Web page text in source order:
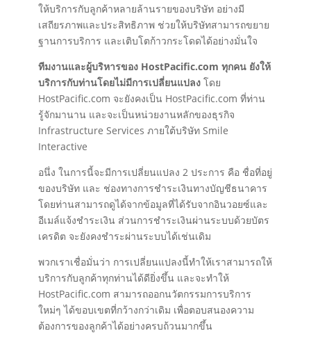
ให้บริการกับลูกค้าหลายล้านรายของบริษัท อย่างมี
เสถียรภาพและประสิทธิภาพ ช่วยให้บริษัทสามารถขยาย
ฐานการบริการ และเติบโตก้าวกระโดดได้อย่างมั่นใจ
ทีมงานและผู้บริหารของ HostPacific.com ทุกคน ยังให้
บริการกับท่านโดยไม่มีการเปลี่ยนแปลงโดย
HostPacific.com จะยังคงเป็น HostPacific.com ที่ท่าน
รู้จักมานาน และจะเป็นหน่วยงานหลักของธุรกิจ
Infrastructure Services ภายใต้บริษัท Smile
Interactive
อนึ่ง ในการนี้จะมีการเปลี่ยนแปลง 2 ประการ คือ ชื่อที่อยู่
ของบริษัท และ ช่องทางการชำระเงินทางบัญชีธนาคาร
โดยท่านสามารถดูได้จากข้อมูลที่ได้รับจากอินวอยซ์และ
อีเมล์แจ้งชำระเงิน ส่วนการชำระเงินผ่านระบบด้วยบัตร
เครดิต จะยังคงชำระผ่านระบบได้เช่นเดิม
พวกเราเชื่อมั่นว่า การเปลี่ยนแปลงนี้ทำให้เราสามารถให้
บริการกับลูกค้าทุกท่านได้ดียิ่งขึ้น และจะทำให้
HostPacific.com สามารถออกนวัตกรรมการบริการ
ใหม่ๆ ได้ขอบเขตที่กว้างกว่าเดิม เพื่อตอบสนองความ
ต้องการของลูกค้าได้อย่างครบถ้วนมากขึ้น